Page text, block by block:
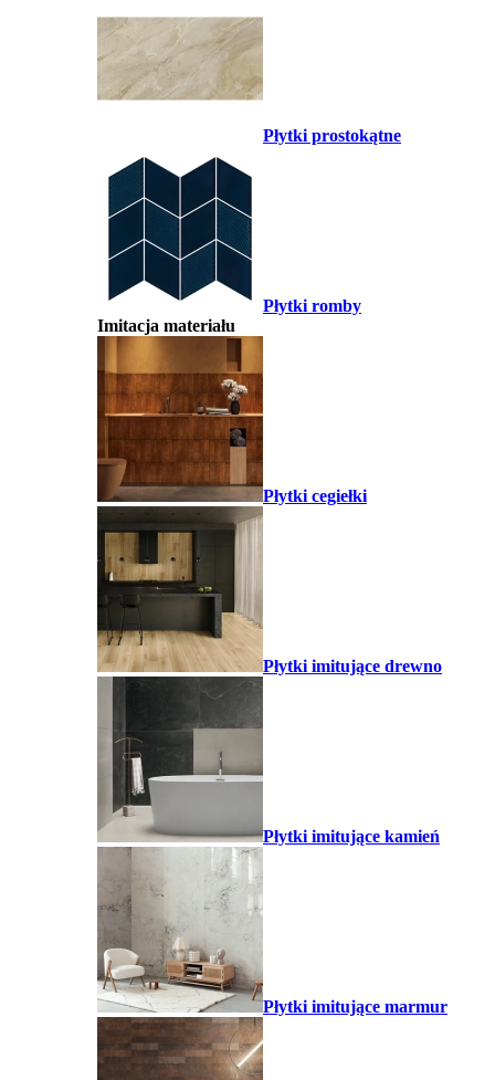
Płytki prostokątne
Płytki romby
Imitacja materiału
Płytki cegiełki
Płytki imitujące drewno
Płytki imitujące kamień
Płytki imitujące marmur